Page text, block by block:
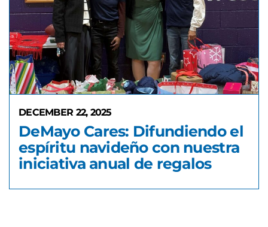
DECEMBER 22, 2025
DeMayo Cares: Difundiendo el
espíritu navideño con nuestra
iniciativa anual de regalos